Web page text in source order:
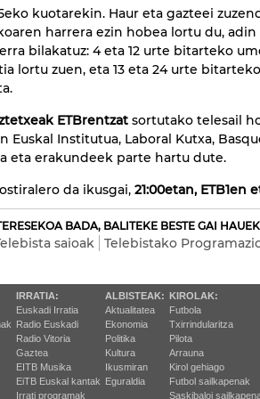
kuotarekin. Haur eta gazteei
harrera ezin hobea lortu du,
bilakatuz: 4 eta 12 urte bitarteko
lortu zuen, eta 13 eta 24 urte
ETBrentzat sortutako telesail
Euskal Institutua, Laboral Kutxa,
eta erakundeek parte hartu dute.
da ikusgai, 21:00etan, ETB1en
BADA, BALITEKE BESTE GAI
saioak Telebistako
IRRATIA:
Euskadi Irratia
Radio Euskadi
Radio Vitoria
Gaztea
EITB Musika
EiTB Euskal kantak
Irrati programak
ALBISTEAK:
Aktualitatea
Ekonomia
Politika
Kultura
Ikusmiran
Eguraldia
KIROLAK:
Futbola
Txirrindularitza
Pilota
Arrauna
Kirol gehiago
Futbol sailkapenak
Saskibaloi